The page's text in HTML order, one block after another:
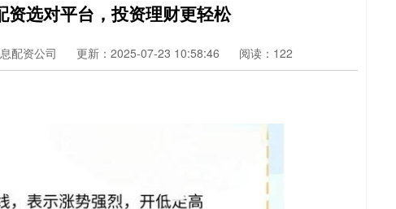
资选对平台，投资理财更轻松
配资公司 更新：2025-07-23 10:58:46 阅读：122